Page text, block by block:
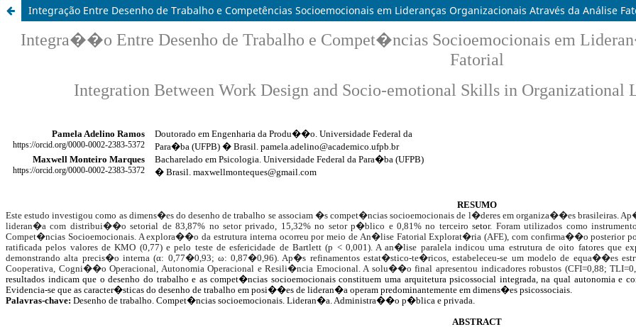
Integração Entre Desenho de Trabalho e Competências Socioemocionais em Lideranças Organizacionais Através da Análise